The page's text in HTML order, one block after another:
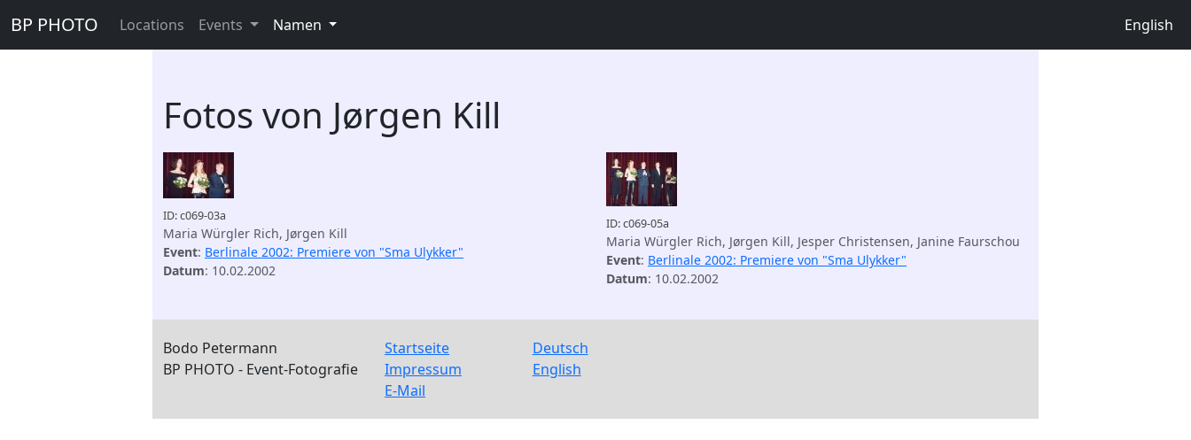
BP PHOTO Locations Events Namen English
Fotos von Jørgen Kill
ID: c069-03a
Maria Würgler Rich, Jørgen Kill
Event: Berlinale 2002: Premiere von "Sma Ulykker"
Datum: 10.02.2002
ID: c069-05a
Maria Würgler Rich, Jørgen Kill, Jesper Christensen, Janine Faurschou
Event: Berlinale 2002: Premiere von "Sma Ulykker"
Datum: 10.02.2002
Bodo Petermann
BP PHOTO - Event-Fotografie
Startseite
Impressum
E-Mail
Deutsch
English